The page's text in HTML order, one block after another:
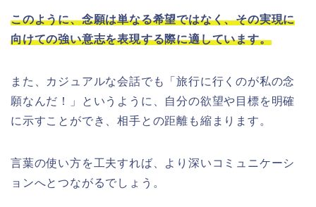
このように、念願は単なる希望ではなく、その実現に
向けての強い意志を表現する際に適しています。
また、カジュアルな会話でも「旅行に行くのが私の念
願なんだ！」というように、自分の欲望や目標を明確
に示すことができ、相手との距離も縮まります。
言葉の使い方を工夫すれば、より深いコミュニケーシ
ョンへとつながるでしょう。